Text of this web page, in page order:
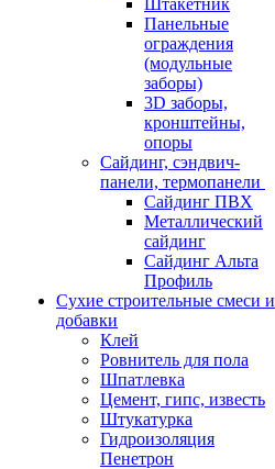
Штакетник
Панельные
ограждения
(модульные
заборы)
3D заборы,
кронштейны,
опоры
Cайдинг, сэндвич-
панели, термопанели
Сайдинг ПВХ
Металлический
сайдинг
Сайдинг Альта
Профиль
Сухие строительные смеси и
добавки
Клей
Ровнитель для пола
Шпатлевка
Цемент, гипс, известь
Штукатурка
Гидроизоляция
Пенетрон